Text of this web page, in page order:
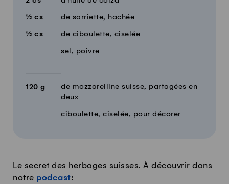
½ cs de sarriette, hachée
½ cs de ciboulette, ciselée
sel, poivre
120 g
de mozzarelline suisse, partagées en
deux
ciboulette, ciselée, pour décorer
Le secret des herbages suisses. À découvrir dans
notre podcast: